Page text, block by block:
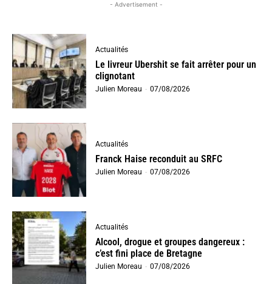
- Advertisement -
Actualités
Le livreur Ubershit se fait arrêter pour un
clignotant
Julien Moreau - 07/08/2026
Actualités
Franck Haise reconduit au SRFC
Julien Moreau - 07/08/2026
Actualités
Alcool, drogue et groupes dangereux :
c’est fini place de Bretagne
Julien Moreau - 07/08/2026